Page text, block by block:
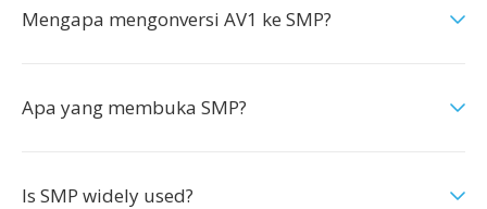
Mengapa mengonversi AV1 ke SMP?
Apa yang membuka SMP?
Is SMP widely used?